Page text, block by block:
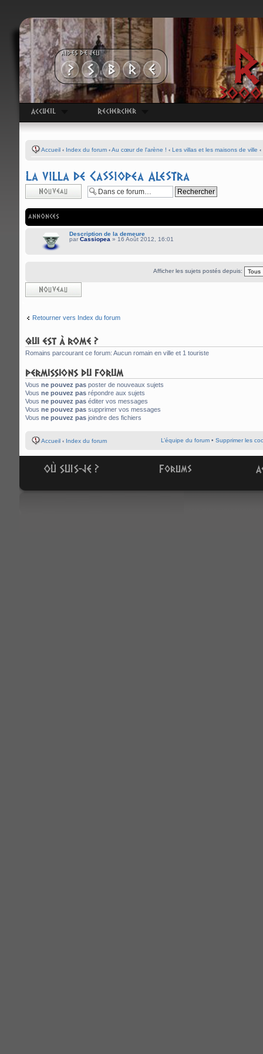
3000
AIDES DE JEU
Accueil Rechercher
Accueil ‹ Index du forum ‹Au cœur de l'arène ! ‹ Les villas et les maisons de ville ‹
La villa de Cassiopea Alestra
Écrire un nouveau
ANNONCES
Description de la demeure
par Cassiopea » 16 Août 2012, 16:01
Afficher les sujets postés depuis:
Écrire un nouveau
Retourner vers Index du forum
QUI EST À ROME ?
Romains parcourant ce forum: Aucun romain en ville et 1 touriste
PERMISSIONS DU FORUM
Vous ne pouvez pas poster de nouveaux sujets
Vous ne pouvez pas répondre aux sujets
Vous ne pouvez pas éditer vos messages
Vous ne pouvez pas supprimer vos messages
Vous ne pouvez pas joindre des fichiers
Accueil ‹ Index du forum L’équipe du forum • Supprimer les
OÙ SUIS-JE ? Forums